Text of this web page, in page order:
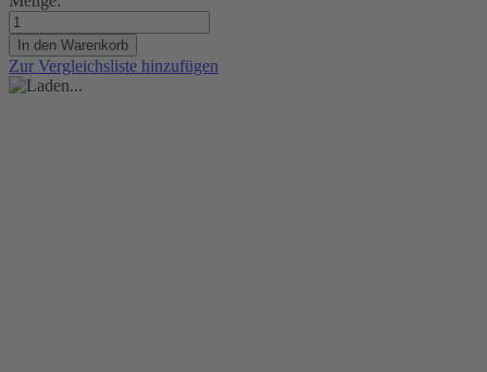
In den Warenkorb
Zur Vergleichsliste hinzufügen